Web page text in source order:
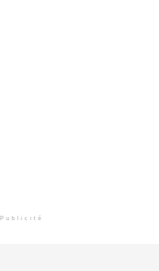
Publicité